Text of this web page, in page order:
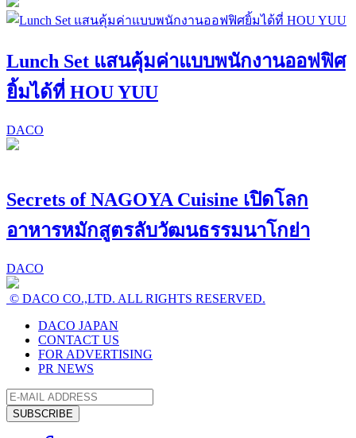
Lunch Set แสนคุ้มค่าแบบพนักงานออฟฟิศ
ยิ้มได้ที่ HOU YUU
DACO
Secrets of NAGOYA Cuisine เปิดโลก
อาหารหมักสูตรลับวัฒนธรรมนาโกย่า
DACO
© DACO CO.,LTD. ALL RIGHTS RESERVED.
DACO JAPAN
CONTACT US
FOR ADVERTISING
PR NEWS